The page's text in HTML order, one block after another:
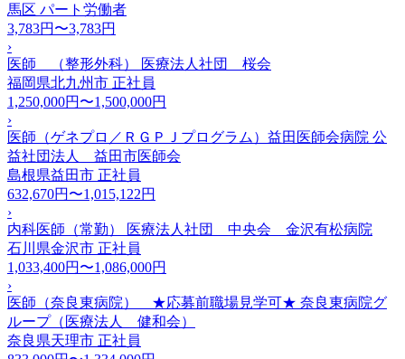
馬区 パート労働者
3,783円〜3,783円
›
医師 （整形外科） 医療法人社団 桜会
福岡県北九州市 正社員
1,250,000円〜1,500,000円
›
医師（ゲネプロ／ＲＧＰＪプログラム）益田医師会病院 公
益社団法人 益田市医師会
島根県益田市 正社員
632,670円〜1,015,122円
›
内科医師（常勤） 医療法人社団 中央会 金沢有松病院
石川県金沢市 正社員
1,033,400円〜1,086,000円
›
医師（奈良東病院） ★応募前職場見学可★ 奈良東病院グ
ループ（医療法人 健和会）
奈良県天理市 正社員